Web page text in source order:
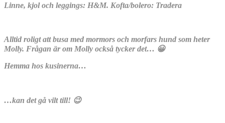
Linne, kjol och leggings: H&M. Kofta/bolero: Tradera
Alltid roligt att busa med mormors och morfars hund som heter
Molly. Frågan är om Molly också tycker det… 😀
Hemma hos kusinerna…
…kan det gå vilt till! 😉